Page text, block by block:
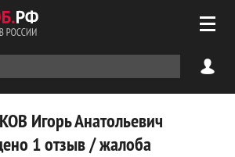
Игорь Анатольевич
1 отзыв / жалоба